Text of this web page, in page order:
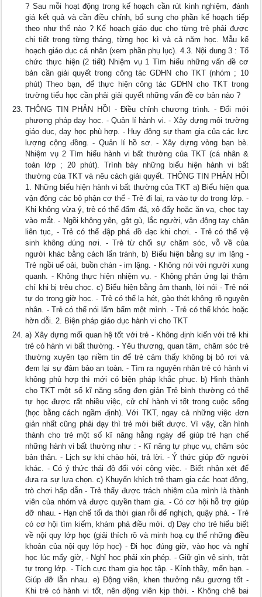
? Sau mỗi hoạt động trong kế hoạch cần rút kinh nghiệm, đánh
giá kết quả và cần điều chỉnh, bổ sung cho phần kế hoạch tiếp
theo như thế nào ? Kế hoạch giáo dục cho từng trẻ phải được
chi tiết trong từng tháng, từng học kì và cả năm học. Mẫu kế
hoạch giáo dục cá nhân (xem phần phụ lục). 4.3. Nội dung 3 : Tổ
chức thực hiện (2 tiết) Nhiệm vụ 1 Tìm hiểu những vấn đề cơ
bản cần giải quyết trong công tác GDHN cho TKT (nhóm ; 10
phút) Theo bạn, để thực hiện công tác GDHN cho TKT trong
trường tiểu học cần phải giải quyết những vấn đề cơ bản nào ?
THÔNG TIN PHẢN HỒI - Điều chỉnh chương trình. - Đổi mới
phương pháp dạy học. - Quản lí hành vi. - Xây dựng môi trường
giáo dục, dạy học phù hợp. - Huy động sự tham gia của các lực
lượng cộng đồng. - Quản lí hồ sơ. - Xây dựng vòng bạn bè.
Nhiệm vụ 2 Tìm hiểu hành vi bất thường của TKT (cá nhân &
toàn lớp ; 20 phút). Trình bày những biểu hiện hành vi bất
thường của TKT và nêu cách giải quyết. THÔNG TIN PHẢN HỒI
1. Những biểu hiện hành vi bất thường của TKT a) Biểu hiện qua
vận động các bộ phận cơ thể - Trẻ đi lại, ra vào tự do trong lớp. -
Khi không vừa ý, trẻ có thể đấm đá, xô đẩy hoặc ăn vạ, chọc tay
vào mắt. - Ngồi không yên, gật gù, lắc người, vận động tay chân
liên tục, - Trẻ có thể đập phá đồ đạc khi chơi. - Trẻ có thể vệ
sinh không đúng nơi. - Trẻ từ chối sự chăm sóc, vỗ về của
người khác bằng cách lẩn tránh, b) Biểu hiện bằng sự im lặng -
Trẻ ngồi uể oải, buồn chán - im lặng. - Không nói với người xung
quanh. - Không thực hiện nhiệm vụ. - Không phản ứng lại thậm
chí khi bị trêu chọc. c) Biểu hiện bằng âm thanh, lời nói - Trẻ nói
tự do trong giờ học. - Trẻ có thể la hét, gào thét không rõ nguyên
nhân. - Trẻ có thể nói lẩm bẩm một mình. - Trẻ có thể khóc hoặc
hờn dỗi. 2. Biện pháp giáo dục hành vi cho TKT
a) Xây dựng mối quan hệ tốt với trẻ - Không định kiến với trẻ khi
trẻ có hành vi bất thường. - Yêu thương, quan tâm, chăm sóc trẻ
thường xuyên tạo niềm tin để trẻ cảm thấy không bị bỏ rơi và
đem lại sự đảm bảo an toàn. - Tìm ra nguyên nhân trẻ có hành vi
không phù hợp thì mới có biện pháp khắc phục. b) Hình thành
cho TKT một số kĩ năng sống đơn giản Trẻ bình thường có thể
tự học được rất nhiều việc, cử chỉ hành vi tốt trong cuộc sống
(học bằng cách ngầm định). Với TKT, ngay cả những việc đơn
giản nhất cũng phải dạy thì trẻ mới biết được. Vì vậy, cần hình
thành cho trẻ một số kĩ năng hằng ngày để giúp trẻ hạn chế
những hành vi bất thường như : - Kĩ năng tự phục vụ, chăm sóc
bản thân. - Lịch sự khi chào hỏi, trả lời. - Ý thức giúp đỡ người
khác. - Có ý thức thái độ đối với công việc. - Biết nhận xét để
đưa ra sự lựa chọn. c) Khuyến khích trẻ tham gia các hoạt động,
trò chơi hấp dẫn - Trẻ thấy được trách nhiệm của mình là thành
viên của nhóm và được quyền tham gia. - Có cơ hội hỗ trợ giúp
đỡ nhau. - Hạn chế tối đa thời gian rỗi để nghịch, quậy phá. - Trẻ
có cơ hội tìm kiếm, khám phá điều mới. d) Dạy cho trẻ hiểu biết
về nội quy lớp học (giải thích rõ và minh hoạ cụ thể những điều
khoản của nội quy lớp học) - Đi học đúng giờ, vào học và nghỉ
học lúc mấy giờ, - Nghỉ học phải xin phép. - Giữ gìn vệ sinh, trật
tự trong lớp. - Tích cực tham gia học tập. - Kính thầy, mến bạn. -
Giúp đỡ lẫn nhau. e) Động viên, khen thưởng nêu gương tốt -
Khi trẻ có hành vi tốt, nên động viên kịp thời. - Không chê bai